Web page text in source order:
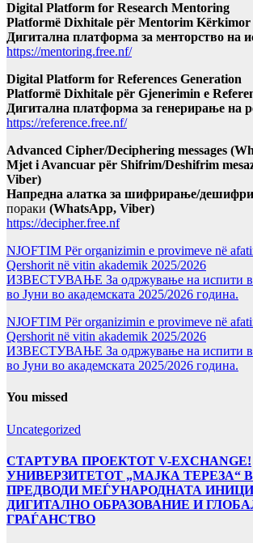
Digital Platform for Research Mentoring
Platformë Dixhitale për Mentorim Kërkimor
Дигитална платформа за менторство на
https://mentoring.free.nf/
Digital Platform for References Generation
Platformë Dixhitale për Gjenerimin e
Дигитална платформа за генерирање на
https://reference.free.nf/
Advanced Cipher/Deciphering messages
Mjet i Avancuar për Shifrim/Deshifrim
Viber)
Напредна алатка за шифрирање/
пораки (WhatsApp, Viber)
https://decipher.free.nf
NJOFTIM Për organizimin e provimeve në
Qershorit në vitin akademik 2025/2026
ИЗВЕСТУВАЊЕ За одржување на испити во
во Јуни во академската 2025/2026 година.
NJOFTIM Për organizimin e provimeve në
Qershorit në vitin akademik 2025/2026
ИЗВЕСТУВАЊЕ За одржување на испити во
во Јуни во академската 2025/2026 година.
You missed
Uncategorized
СТАРТУВА ПРОЕКТОТ V-EXCHANGE!
УНИВЕРЗИТЕТОТ „МАЈКА ТЕРЕЗА“
ПРЕДВОДИ МЕЃУНАРОДНАТА
ДИГИТАЛНО ОБРАЗОВАНИЕ И
ГРАЃАНСТВО